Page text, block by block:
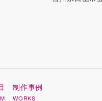
制作事例
WORKS